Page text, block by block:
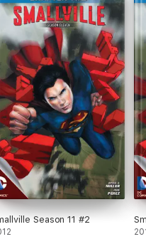
Season 11 #2